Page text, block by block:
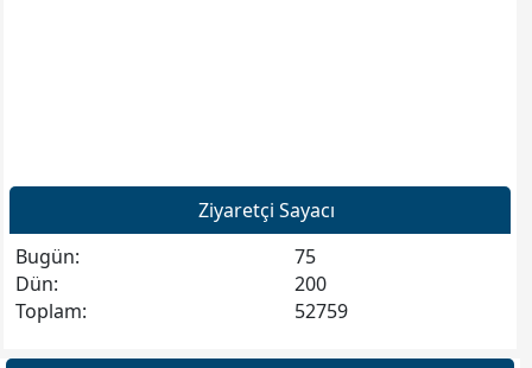
Sezgin Tunçay'a sonsuz teşekkürlerimizi sunarız.
* * * * * *
Ziyaretçi Sayacı
Bugün:
75
Dün:
200
Toplam:
52759